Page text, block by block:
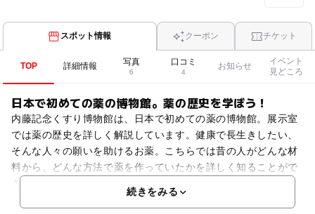
スポット情報 クーポン チケット
TOP 詳細情報 写真
6
口コミ
4
お知らせ
イベント
見どころ
日本で初めての薬の博物館。薬の歴史を学ぼう！
内藤記念くすり博物館は、日本で初めての薬の博物館。展示室
では薬の歴史を詳しく解説しています。健康で長生きしたい、
そんな人々の願いを助けるお薬。こちらでは昔の人がどんな材
料から、どんな方法で薬を作っていたかを詳しく知ることがで
続きをみる